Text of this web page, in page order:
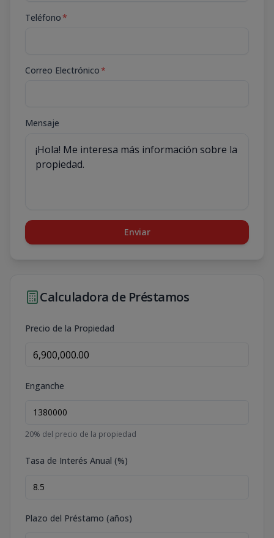
Teléfono*
Correo Electrónico*
Mensaje
Enviar
Calculadora de Préstamos
Precio de la Propiedad
Enganche
20% del precio de la propiedad
Tasa de Interés Anual (%)
Plazo del Préstamo (años)